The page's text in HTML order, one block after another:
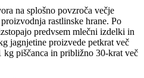
na splošno povzroča večje
rastlinske hrane. Po
predvsem mlečni izdelki in
jagnjetine proizvede petkrat več
piščanca in približno 30-krat več